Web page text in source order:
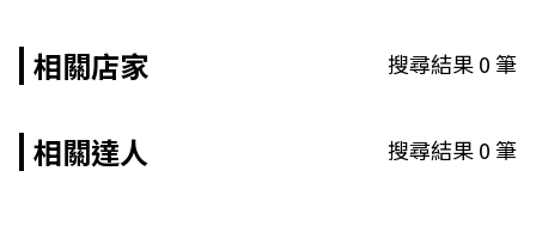
相關店家 搜尋結果0筆
相關達人 搜尋結果0筆